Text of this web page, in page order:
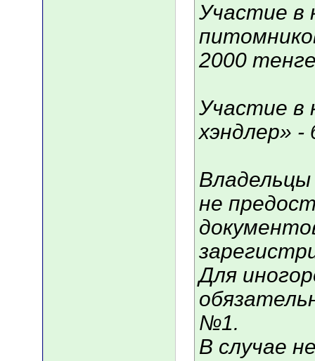
Участие в
2000
Участие в
хэндлер» -
Владельцы
не
Для
№1.
В случае